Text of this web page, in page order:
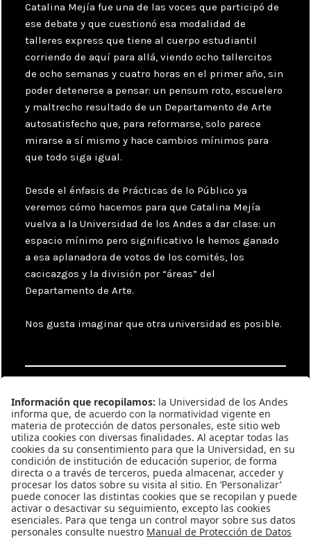
Catalina Mejía fue una de las voces que participó de
ese debate y que cuestionó esa modalidad de
talleres express que tiene al cuerpo estudiantil
corriendo de aquí para allá, viendo ocho tallercitos
de ocho semanas y cuatro horas en el primer año, sin
poder detenerse a pensar: un pensum roto, escuelero
y maltrecho resultado de un Departamento de Arte
autosatisfecho que, para reformarse, solo parece
mirarse a sí mismo y hace cambios mínimos para
que todo siga igual.
Desde el énfasis de Prácticas de lo Público ya
veremos cómo hacemos para que Catalina Mejía
vuelva a la Universidad de los Andes a dar clase: un
espacio mínimo pero significativo le hemos ganado
a esa aplanadora de votos de los comités, los
cacicazgos y la división por “áreas” del
Departamento de Arte.
Nos gusta imaginar que otra universidad es posible.
Tags
Catalina Mejía, Departamento de Arte,
Reforma
Navegación
de
entradas
Previous
Previous
post:
González #531